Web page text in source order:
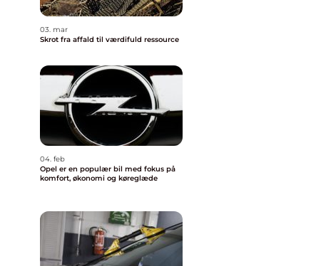
03. mar
Skrot fra affald til værdifuld ressource
04. feb
Opel er en populær bil med fokus på
komfort, økonomi og køreglæde